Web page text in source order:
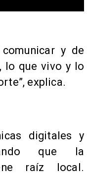
y de
lo que vivo y lo
explica.
digitales y
que la
raíz local.